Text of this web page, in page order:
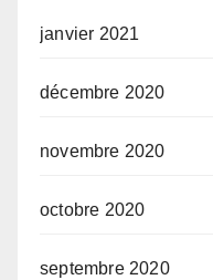
janvier 2021
décembre 2020
novembre 2020
octobre 2020
septembre 2020